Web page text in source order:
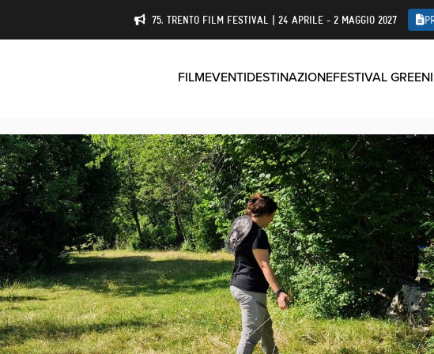
75. TRENTO FILM FESTIVAL | 24 APRILE - 2 MAGGIO 2027
FILMEVENTIDESTINAZIONEFESTIVAL GREEN